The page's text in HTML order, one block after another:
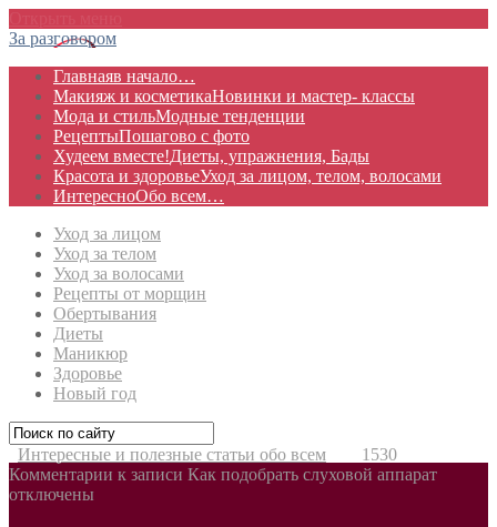
За разговором
Главнаяв начало…
Макияж и косметикаНовинки и мастер- классы
Мода и стильМодные тенденции
РецептыПошагово с фото
Худеем вместе!Диеты, упражнения, Бады
Красота и здоровьеУход за лицом, телом, волосами
ИнтересноОбо всем…
Уход за лицом
Уход за телом
Уход за волосами
Рецепты от морщин
Обертывания
Диеты
Маникюр
Здоровье
Новый год
Интересные и полезные статьи обо всем
1530
Комментарии к записи Как подобрать слуховой аппарат
отключены